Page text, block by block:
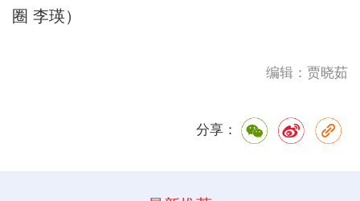
圈 李瑛）
编辑：贾晓茹
分享：